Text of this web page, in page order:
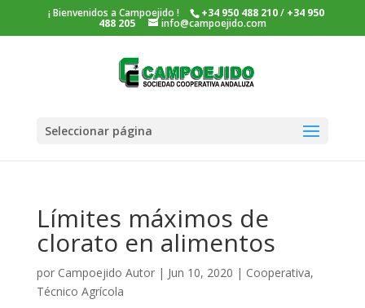
¡ Bienvenidos a Campoejido ! +34 950 488 210/ +34 950
488 205 info@campoejido.com
Seleccionar página
Límites máximos de
clorato en alimentos
por Campoejido Autor| Jun 10, 2020 | Cooperativa,
Técnico Agrícola